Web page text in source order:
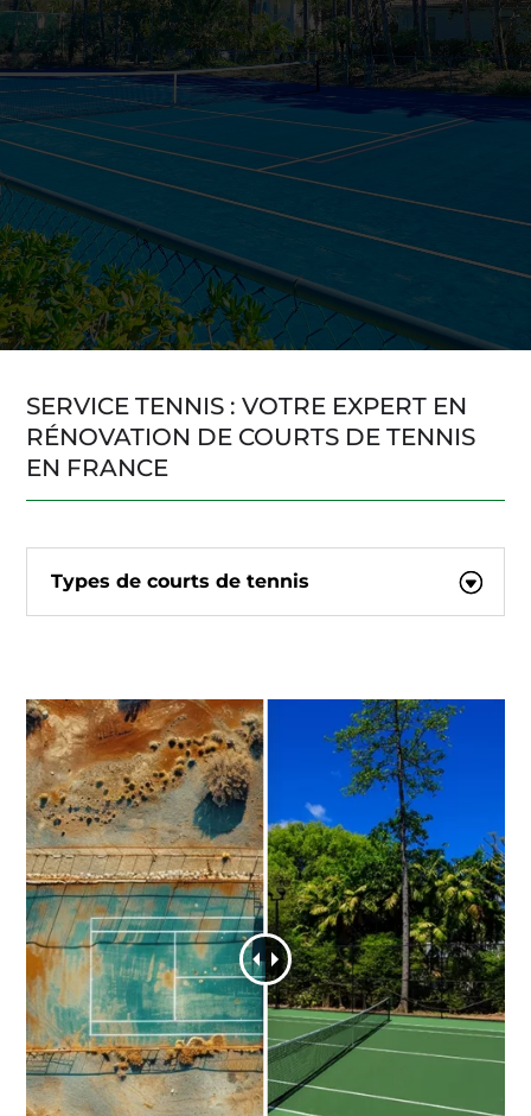
SERVICE TENNIS : VOTRE EXPERT EN
RÉNOVATION DE COURTS DE TENNIS
EN FRANCE
Types de courts de tennis